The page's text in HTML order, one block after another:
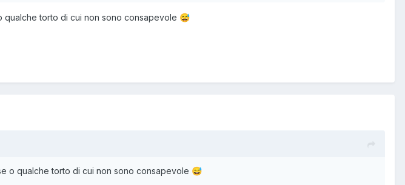
qualche torto di cui non sono consapevole 😅
o qualche torto di cui non sono consapevole 😅